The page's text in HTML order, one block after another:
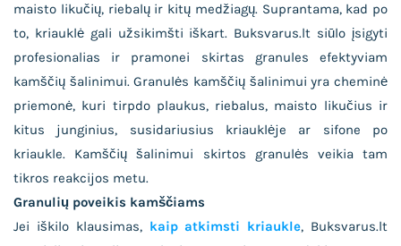
maisto likučių, riebalų ir kitų medžiagų. Suprantama, kad po
to, kriauklė gali užsikimšti iškart. Buksvarus.lt siūlo įsigyti
profesionalias ir pramonei skirtas granules efektyviam
kamščių šalinimui. Granulės kamščių šalinimui yra cheminė
priemonė, kuri tirpdo plaukus, riebalus, maisto likučius ir
kitus junginius, susidariusius kriauklėje ar sifone po
kriaukle. Kamščių šalinimui skirtos granulės veikia tam
tikros reakcijos metu.
Granulių poveikis kamščiams
Jei iškilo klausimas, kaip atkimsti kriaukle, Buksvarus.lt